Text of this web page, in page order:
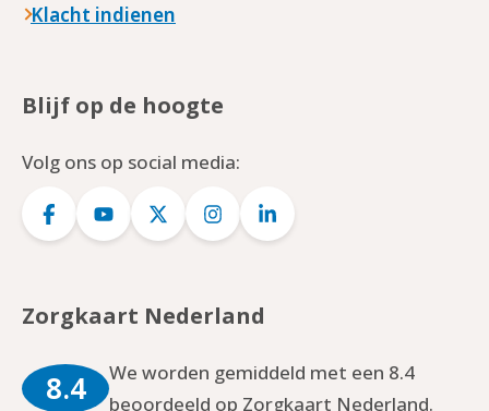
Klacht indienen
Blijf op de hoogte
Volg ons op social media:
Logo
Logo
Logo
Logo
Logo
Zorgkaart Nederland
8.4
We worden gemiddeld met een 8.4
beoordeeld op Zorgkaart Nederland.